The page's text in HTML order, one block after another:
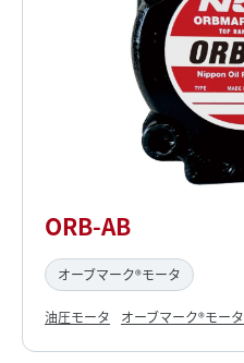
ORB-AB
オーブマーク®モータ
油圧モータ オーブマーク®モータ